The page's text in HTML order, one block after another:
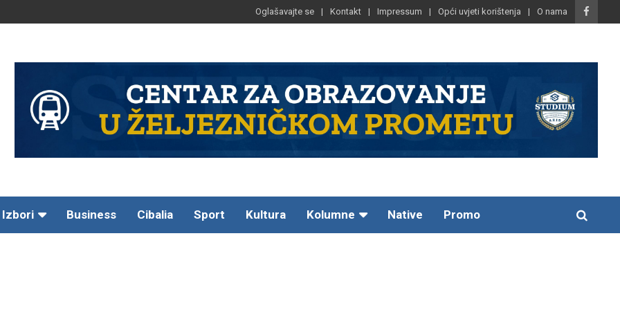
Oglašavajte se Kontakt Impressum Opći uvjeti korištenja O nama
Izbori Business Cibalia Sport Kultura Kolumne Native Promo